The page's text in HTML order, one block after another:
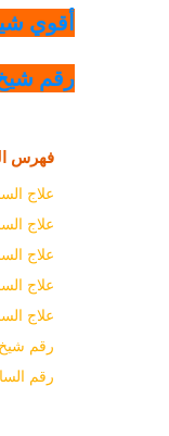
أقوي
رقم
فهرس
علاج
علاج
علاج
علاج
علاج
رقم
رقم